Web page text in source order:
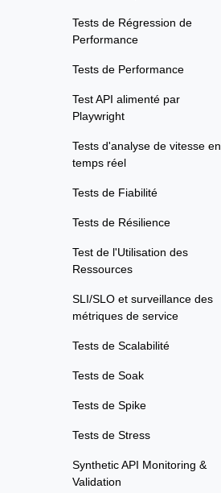
Tests de Régression de
Performance
Tests de Performance
Test API alimenté par
Playwright
Tests d'analyse de vitesse en
temps réel
Tests de Fiabilité
Tests de Résilience
Test de l'Utilisation des
Ressources
SLI/SLO et surveillance des
métriques de service
Tests de Scalabilité
Tests de Soak
Tests de Spike
Tests de Stress
Synthetic API Monitoring &
Validation